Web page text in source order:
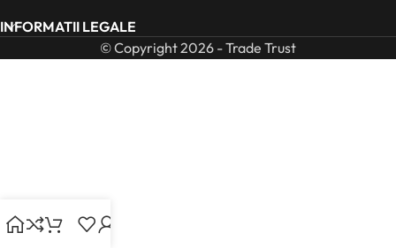
INFORMATII LEGALE
© Copyright 2026 - Trade Trust